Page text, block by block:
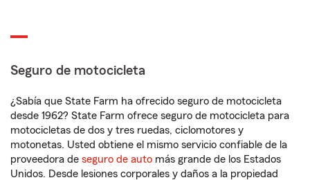
Seguro de motocicleta
¿Sabía que State Farm ha ofrecido seguro de motocicleta
desde 1962? State Farm ofrece seguro de motocicleta para
motocicletas de dos y tres ruedas, ciclomotores y
motonetas. Usted obtiene el mismo servicio confiable de la
proveedora de seguro de auto más grande de los Estados
Unidos. Desde lesiones corporales y daños a la propiedad